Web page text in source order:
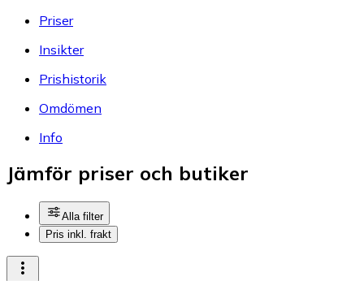
Priser
Insikter
Prishistorik
Omdömen
Info
Jämför priser och butiker
Alla filter
Pris inkl. frakt